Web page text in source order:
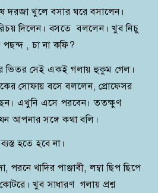
দরজা খুলে বসার ঘরে বসালেন।
দিলেন। বসতে বললেন। খুব নিচু
, চা না কফি?
ভিতর সেই একই গলায় হুকুম গেল।
সোফায় বসে বললেন, প্রোফেসর
এখুনি এসে পরবেন। ততক্ষুণ
আপনার সঙ্গে কথা বলি।
হতে হবে না।
পরনে খাদির পাঞ্জাবী, লম্বা ছিপ ছিপে
খুব সাধারণ গলায় প্রশ্ন